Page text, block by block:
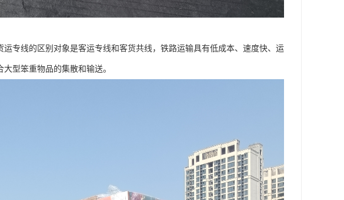
专线的区别对象是客运专线和客货共线，铁路运输具有低成本、速度快、运
型笨重物品的集散和输送。